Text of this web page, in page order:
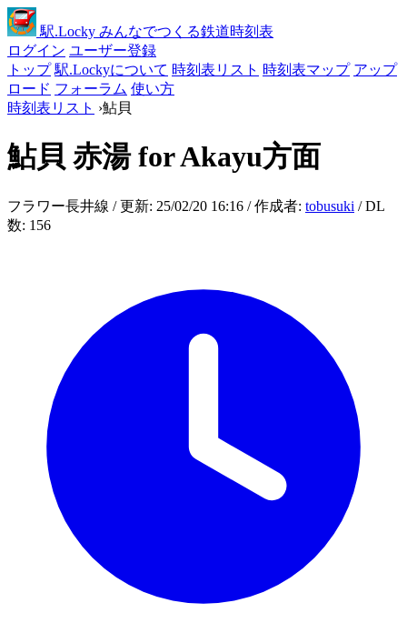
駅.Locky みんなでつくる鉄道時刻表
ログイン ユーザー登録
トップ 駅.Lockyについて 時刻表リスト 時刻表マップ アップ
ロード フォーラム 使い方
時刻表リスト ›鮎貝
鮎貝 赤湯 for Akayu方面
フラワー長井線 / 更新: 25/02/20 16:16 / 作成者: tobusuki / DL
数: 156